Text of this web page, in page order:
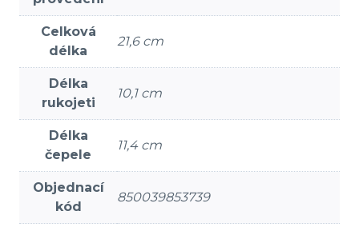
Celková
délka
21,6 cm
Délka
rukojeti
10,1 cm
Délka
čepele
11,4 cm
Objednací
kód
850039853739